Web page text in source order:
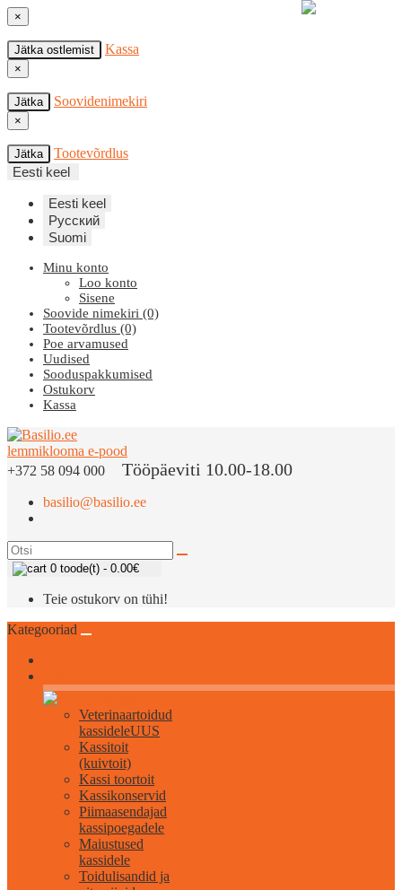
×
Jätka ostlemist Kassa
×
Jätka Soovidenimekiri
×
Jätka
Tootevõrdlus
Eesti keel
Eesti keel
Русский
Suomi
Minu konto
Loo konto
Sisene
Soovide nimekiri (0)
Tootevõrdlus (0)
Poe arvamused
Uudised
Sooduspakkumised
Ostukorv
Kassa
+372 58 094 000 Tööpäeviti 10.00-18.00
basilio@basilio.ee
0 toode(t) - 0.00€
Teie ostukorv on tühi!
Kategooriad
Veterinaartoidud
kassideleUUS
Kassitoit
(kuivtoit)
Kassi toortoit
Kassikonservid
Piimaasendajad
kassipoegadele
Maiustused
kassidele
Toidulisandid ja